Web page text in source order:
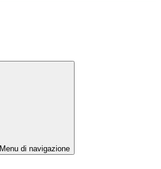
Menu di navigazione